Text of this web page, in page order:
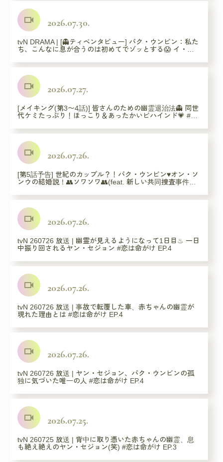
videocam 2026.07.30.
tvN DRAMA | [👻ティベンタビュー] パク・ウンビン：私た
ち、こんなに息が合うのは初めてでゾッとする😱 イ・…
videocam 2026.07.27.
[メイキング(第3〜4話)] 皆さんのための幽霊退治法👻 同世
代ケミたっぷり！ほっこり＆あったかいビハインド💗 #…
videocam 2026.07.26.
[第5話予告] 世紀のカップル？！パク・ウンビン♥オン・ソ
ンウの結婚説！👥ソワソワ👥(feat. 新しい共同捜査事件…
videocam 2026.07.26.
tvN 260726 放送 | 幽霊が見えるようになって1日目♨ 一日
中振り回されるヤン・セジョン #恋は命がけ EP.4
videocam 2026.07.26.
tvN 260726 放送 | 事故で転覆した車、赤ちゃんの幽霊が
現れた理由とは #恋は命がけ EP.4
videocam 2026.07.26.
tvN 260726 放送 | ヤン・セジョン、パク・ウンビンの孤
独に気づいた唯一の人 #恋は命がけ EP.4
videocam 2026.07.25.
tvN 260725 放送 | 背中に取り憑いた赤ちゃんの幽霊、息
も絶え絶えのヤン・セジョン(笑) #恋は命がけ EP.3